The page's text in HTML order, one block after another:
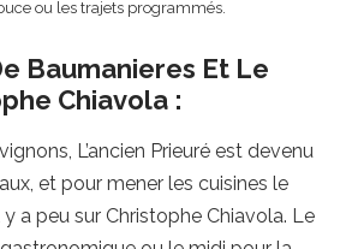
ou les trajets programmés.
Baumanieres Et Le
Chiavola :
L’ancien Prieuré est devenu
et pour mener les cuisines le
y a peu sur Christophe Chiavola. Le